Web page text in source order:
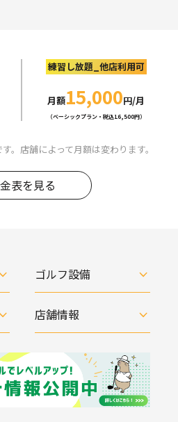
練習し放題_他店利用可
月額15,000円/月
（ベーシックプラン・税込16,500円）
。店舗によって月額は変わります。
表を見る
ゴルフ設備
店舗情報